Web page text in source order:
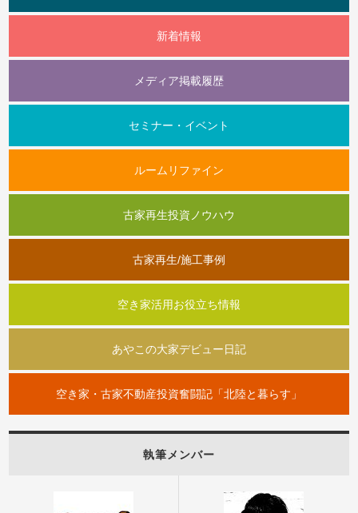
新着情報
メディア掲載履歴
セミナー・イベント
ルームリファイン
古家再生投資ノウハウ
古家再生/施工事例
空き家活用お役立ち情報
あやこの大家デビュー日記
空き家・古家不動産投資奮闘記「北陸と暮らす」
執筆メンバー